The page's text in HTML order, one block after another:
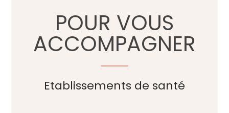
POUR VOUS
ACCOMPAGNER
Etablissements de santé